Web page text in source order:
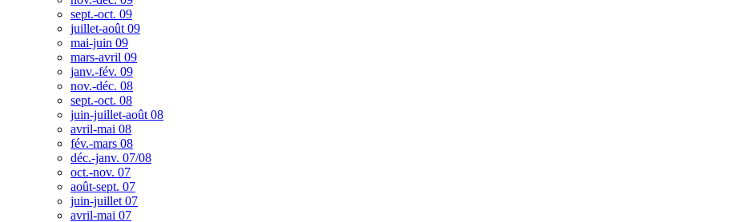
sept.-oct. 09
juillet-août 09
mai-juin 09
mars-avril 09
janv.-fév. 09
nov.-déc. 08
sept.-oct. 08
juin-juillet-août 08
avril-mai 08
fév.-mars 08
déc.-janv. 07/08
oct.-nov. 07
août-sept. 07
juin-juillet 07
avril-mai 07